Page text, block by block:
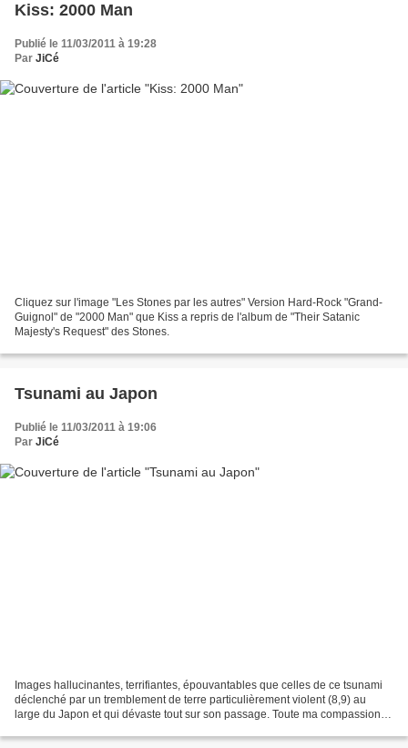
Kiss: 2000 Man
Publié le 11/03/2011 à 19:28
Par JiCé
Cliquez sur l'image "Les Stones par les autres" Version Hard-Rock "Grand-
Guignol" de "2000 Man" que Kiss a repris de l'album de "Their Satanic
Majesty's Request" des Stones.
Tsunami au Japon
Publié le 11/03/2011 à 19:06
Par JiCé
Images hallucinantes, terrifiantes, épouvantables que celles de ce tsunami
déclenché par un tremblement de terre particulièrement violent (8,9) au
large du Japon et qui dévaste tout sur son passage. Toute ma compassion